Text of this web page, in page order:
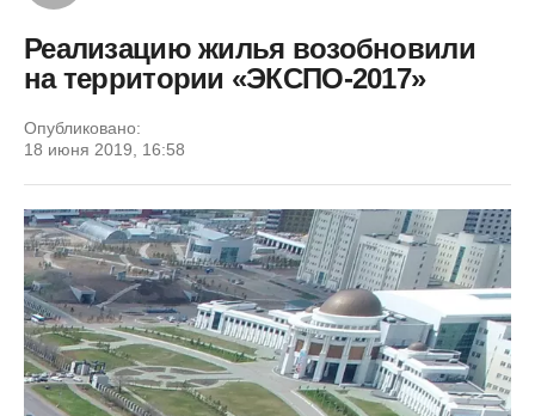
Реализацию жилья возобновили
на территории «ЭКСПО-2017»
Опубликовано:
18 июня 2019, 16:58